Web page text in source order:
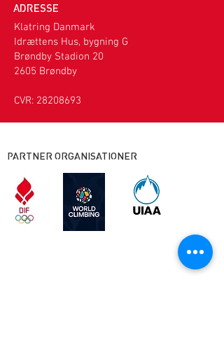
ADRESSE
Klatring Danmark
Idrættens Hus, bygning G
Brøndby Stadion 20
2605 Brøndby
CVR: 28208693
PARTNER ORGANISATIONER